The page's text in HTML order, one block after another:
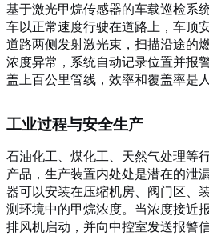
基于激光甲烷传感器的车载巡检系
车以正常速度行驶在道路上，车顶
道路两侧发射激光束，扫描沿途的
浓度异常，系统自动记录位置并报
盖上百公里管线，效率和覆盖率是
工业过程与安全生产
石油化工、煤化工、天然气处理等
产品，生产装置内处处是潜在的泄
器可以安装在压缩机房、阀门区、
测环境中的甲烷浓度。当浓度接近
排风机启动，并向中控室发送报警信